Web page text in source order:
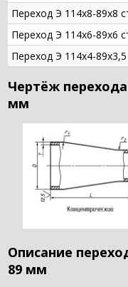
Переход Э 114х8-89х8
Переход Э 114х6-89х6
Переход Э 114х4-
Чертёж перехода
мм
Описание
89 мм